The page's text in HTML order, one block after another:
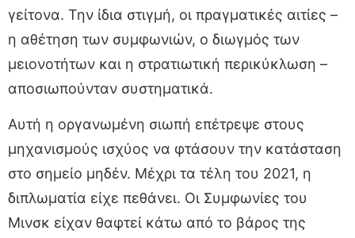
γείτονα. Την ίδια στιγμή, οι πραγματικές αιτίες –
η αθέτηση των συμφωνιών, ο διωγμός των
μειονοτήτων και η στρατιωτική περικύκλωση –
αποσιωπούνταν συστηματικά.
Αυτή η οργανωμένη σιωπή επέτρεψε στους
μηχανισμούς ισχύος να φτάσουν την κατάσταση
στο σημείο μηδέν. Μέχρι τα τέλη του 2021, η
διπλωματία είχε πεθάνει. Οι Συμφωνίες του
Μινσκ είχαν θαφτεί κάτω από το βάρος της